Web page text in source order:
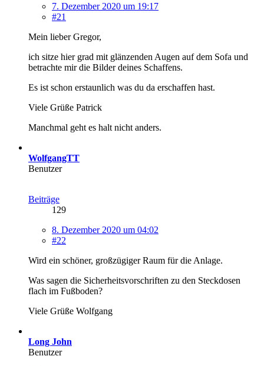
7. Dezember 2020 um 19:17
#21
Mein lieber Gregor,
ich sitze hier grad mit glänzenden Augen auf dem Sofa und
betrachte mir die Bilder deines Schaffens.
Es ist schon erstaunlich was du da erschaffen hast.
Viele Grüße Patrick
Manchmal geht es halt nicht anders.
WolfgangTT
Benutzer
Beiträge
129
8. Dezember 2020 um 04:02
#22
Wird ein schöner, großzügiger Raum für die Anlage.
Was sagen die Sicherheitsvorschriften zu den Steckdosen
flach im Fußboden?
Viele Grüße Wolfgang
Long John
Benutzer